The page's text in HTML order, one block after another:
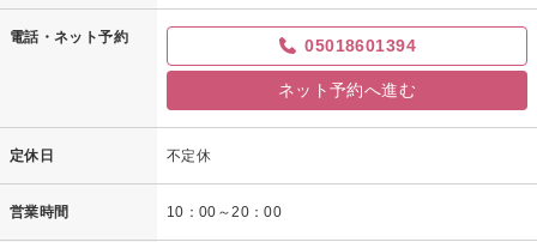
電話・ネット予約 05018601394
ネット予約へ進む
定休日 不定休
営業時間 10：00～20：00